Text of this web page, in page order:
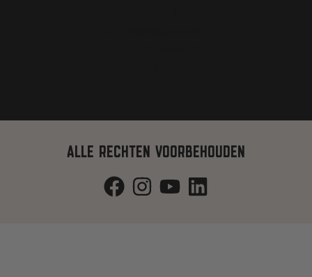
ALLE RECHTEN VOORBEHOUDEN